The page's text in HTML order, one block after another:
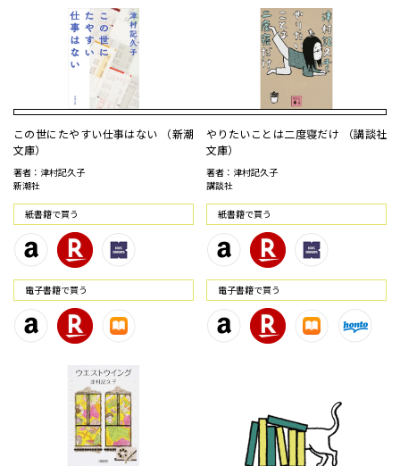
この世にたやすい仕事はない （新潮
文庫）
著者：津村記久子
新潮社
紙書籍で買う
電⼦書籍で買う
やりたいことは二度寝だけ （講談社
文庫）
著者：津村記久子
講談社
紙書籍で買う
電⼦書籍で買う